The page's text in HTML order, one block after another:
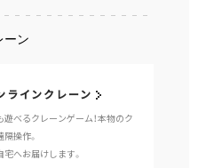
ーン
ラインクレーン
遊べるクレーンゲーム！本物のク
操作。
へお届けします。